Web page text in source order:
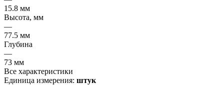
15.8 мм
Высота, мм
—
77.5 мм
Глубина
—
73 мм
Все характеристики
Единица измерения: штук